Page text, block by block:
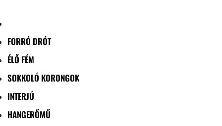
FORRÓ DRÓT
ÉLŐ FÉM
SOKKOLÓ KORONGOK
INTERJÚ
HANGERŐMŰ